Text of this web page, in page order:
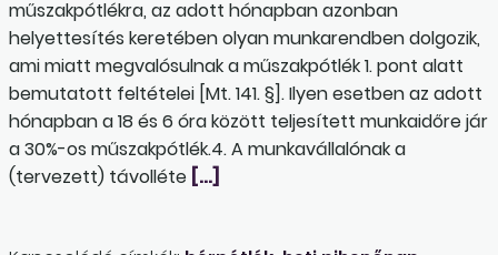
műszakpótlékra, az adott hónapban azonban
helyettesítés keretében olyan munkarendben dolgozik,
ami miatt megvalósulnak a műszakpótlék 1. pont alatt
bemutatott feltételei [Mt. 141. §]. Ilyen esetben az adott
hónapban a 18 és 6 óra között teljesített munkaidőre jár
a 30%-os műszakpótlék.4. A munkavállalónak a
(tervezett) távolléte […]